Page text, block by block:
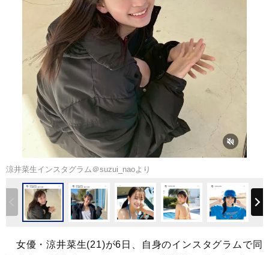
涼井菜生インスタグラム＠suzui_naoより
女優・涼井菜生(21)が6日、自身のインスタグラムで同